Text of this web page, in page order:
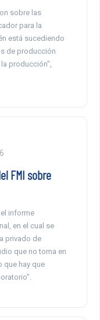
sobre las
para la
está sucediendo
de producción
producción”,
FMI sobre
informe
en el cual se
privado de
que no toma en
que hay que